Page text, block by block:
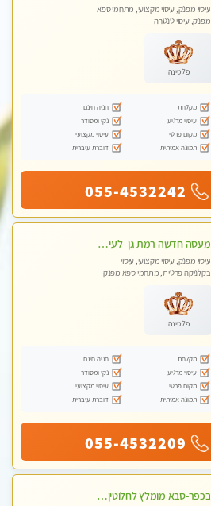
עיסוי מפנק, עיסוי מקצועי, מתחמי ספא
מפנק, עיסוי טנטרה
פלטינה
מקלחת
חניה חינם
עיסוי מרגיע
נקי ומסודר
מקום פרטי
עיסוי מקצועי
תמונה אמיתית
דוברת עיברית
055-4532242
מעסה חדשה רמת גן -לעיסוי מיוחד ואיכותי מקום פרטי ואינטימי ושקט מומלץ לחלוטין!!
עיסוי מפנק, עיסוי מקצועי, עיסוי
בקלניקה פרטית, מתחמי ספא מפנק
פלטינה
מקלחת
חניה חינם
עיסוי מרגיע
נקי ומסודר
מקום פרטי
עיסוי מקצועי
תמונה אמיתית
דוברת עיברית
055-4532209
בכפר-סבא מומלץ לחלוטין!!!! מעסה מקצועית לעיסוי ברמה גבוהה VIP תתקשר .....